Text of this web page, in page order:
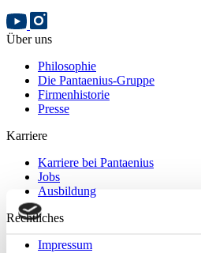
Über uns
Philosophie
Die Pantaenius-Gruppe
Firmenhistorie
Presse
Karriere
Karriere bei Pantaenius
Jobs
Ausbildung
Rechtliches
Impressum